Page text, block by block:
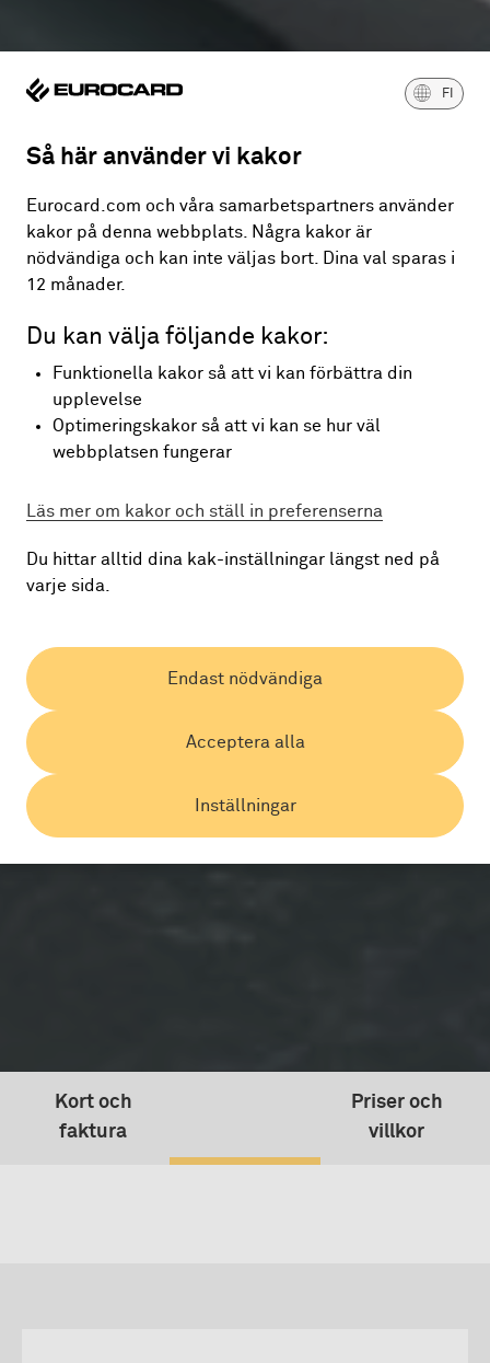
Kort och
faktura
Priser och
villkor
FI
Så här använder vi kakor
Eurocard.com och våra samarbetspartners använder
kakor på denna webbplats. Några kakor är
nödvändiga och kan inte väljas bort. Dina val sparas i
12 månader.
Du kan välja följande kakor:
Funktionella kakor så att vi kan förbättra din
upplevelse
Optimeringskakor så att vi kan se hur väl
webbplatsen fungerar
Läs mer om kakor och ställ in preferenserna
Du hittar alltid dina kak-inställningar längst ned på
varje sida.
Inställningar
Acceptera alla
Endast nödvändiga